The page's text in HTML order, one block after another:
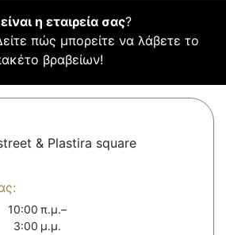
η εταιρεία σας?
πώς μπορείτε να λάβετε το
βραβείων!
& Plastira square
10:00 π.μ.–
3:00 μ.μ.